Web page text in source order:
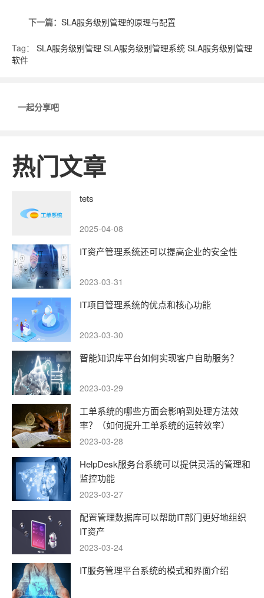
下一篇： SLA服务级别管理的原理与配置
Tag： SLA服务级别管理 SLA服务级别管理系统 SLA服务级别管理
软件
一起分享吧
热门文章
tets
2025-04-08
IT资产管理系统还可以提高企业的安全性
2023-03-31
IT项目管理系统的优点和核心功能
2023-03-30
智能知识库平台如何实现客户自助服务？
2023-03-29
工单系统的哪些方面会影响到处理方法效
率？（如何提升工单系统的运转效率）
2023-03-28
HelpDesk服务台系统可以提供灵活的管理和
监控功能
2023-03-27
配置管理数据库可以帮助IT部门更好地组织
IT资产
2023-03-24
IT服务管理平台系统的模式和界面介绍